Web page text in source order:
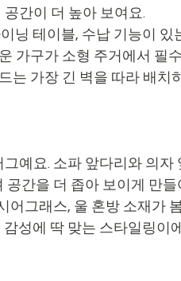
간이 더 높아 보여요.
닝 테이블, 수납 기능이 있
가구가 소형 주거에서 필
는 가장 긴 벽을 따라 배치
예요. 소파 앞다리와 의자
간을 더 좁아 보이게 만들
어그래스, 울 혼방 소재가
성에 딱 맞는 스타일링이